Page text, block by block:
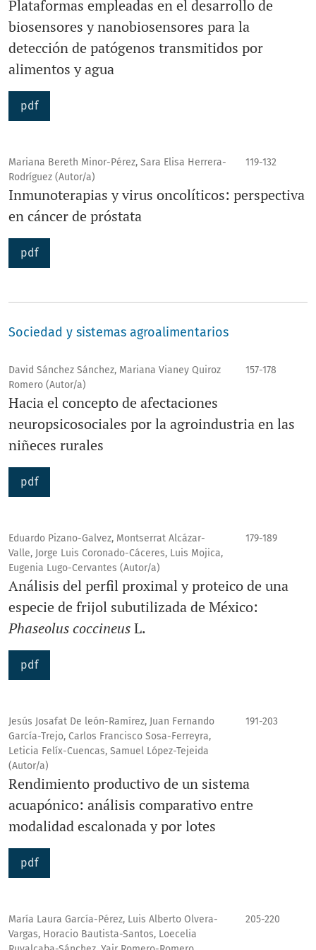
Plataformas empleadas en el desarrollo de
biosensores y nanobiosensores para la
detección de patógenos transmitidos por
alimentos y agua
pdf
Mariana Bereth Minor-Pérez, Sara Elisa Herrera-
Rodríguez (Autor/a)
119-132
Inmunoterapias y virus oncolíticos: perspectiva
en cáncer de próstata
pdf
Sociedad y sistemas agroalimentarios
David Sánchez Sánchez, Mariana Vianey Quiroz
Romero (Autor/a)
157-178
Hacia el concepto de afectaciones
neuropsicosociales por la agroindustria en las
niñeces rurales
pdf
Eduardo Pizano-Galvez, Montserrat Alcázar-
Valle, Jorge Luis Coronado-Cáceres, Luis Mojica,
Eugenia Lugo-Cervantes (Autor/a)
179-189
Análisis del perfil proximal y proteico de una
especie de frijol subutilizada de México:
Phaseolus coccineusL.
pdf
Jesús Josafat De león-Ramírez, Juan Fernando
García-Trejo, Carlos Francisco Sosa-Ferreyra,
Leticia Felíx-Cuencas, Samuel López-Tejeida
(Autor/a)
191-203
Rendimiento productivo de un sistema
acuapónico: análisis comparativo entre
modalidad escalonada y por lotes
pdf
María Laura García-Pérez, Luis Alberto Olvera-
Vargas, Horacio Bautista-Santos, Loecelia
205-220